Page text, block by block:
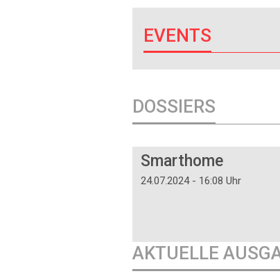
EVENTS
DOSSIERS
Smarthome
24.07.2024 - 16:08 Uhr
AKTUELLE